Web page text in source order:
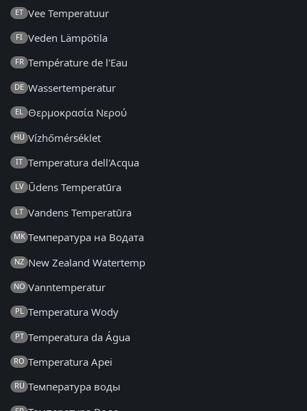
ET Vee Temperatuur
FI Veden Lämpötila
FR Température de l'Eau
DE Wassertemperatur
EL Θερμοκρασία Νερού
HU Vízhőmérséklet
IT Temperatura dell'Acqua
LV Ūdens Temperatūra
LT Vandens Temperatūra
MK Температура на Водата
NZ New Zealand Watertemp
NO Vanntemperatur
PL Temperatura Wody
PT Temperatura da Água
RO Temperatura Apei
RU Температура воды